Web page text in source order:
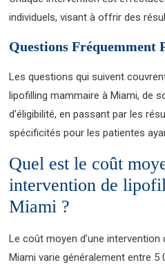
individuels, visant à offrir des
Questions Fréquemment
Les questions qui suivent
lipofilling mammaire à Miami, de
d’éligibilité, en passant par les
spécificités pour les patientes
Quel est le coût
intervention de
Miami ?
Le coût moyen d’une
Miami varie généralement entre 5